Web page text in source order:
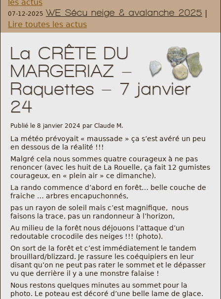
Règlement et statuts
Modalités d’inscriptions
Cartes découvertes
Comité Directeur
Frais kilométriques
Formation
Infos contact
Nous trouver
Comment être informé des sorties
Programme
les actus
07-12-2025 WE Sécu neige & avalanche 2025 |
Lire toutes les actus
La CRÊTE DU
MARGERIAZ –
Raquettes – 7 janvier
24
Publié le 8 janvier 2024 par Claude M.
La météo prévoyait « maussade » ça s’est avéré un peu
en dessous de la réalité !!!
Malgré cela nous sommes quatre courageux à ne pas
renoncer (avec les huit de La Rouelle, ça fait 12 gumistes
courageux, en « plein air » ce dimanche).
La rando commence d’abord en forêt… belle couche de
fraiche … arbres encapuchonnés,
pas un rayon de soleil mais c’est magnifique, nous
faisons la trace, pas un randonneur à l’horizon,
Au milieu de la forêt nous déjouons l’attaque d’un
redoutable crocodile des neiges !!! (photo).
On sort de la forêt et c’est immédiatement le tandem
brouillard/blizzard. Je rassure les coéquipiers en leur
disant qu’on ne peut pas rater le sommet et le dépasser
vu que derrière il y a une monstre falaise !
Nous restons quelques minutes au sommet pour la
photo. Le poteau est décoré d’une belle lame de glace.